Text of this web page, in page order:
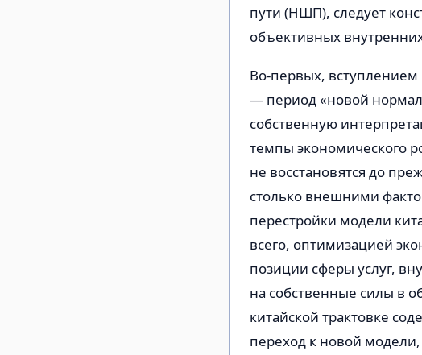
пути (НШП), следует
объективных
Во-первых, вступлением
— период «новой
собственную
темпы экономического
не восстановятся до
столько внешними
перестройки модели
всего, оптимизацией
позиции сферы услуг,
на собственные силы в
китайской трактовке
переход к новой